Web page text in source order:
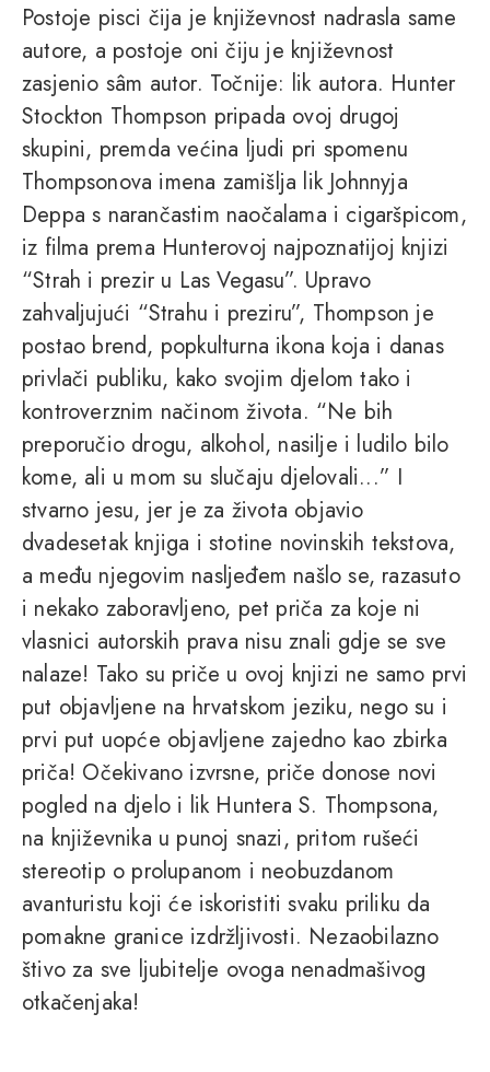
Postoje pisci čija je književnost nadrasla same
autore, a postoje oni čiju je književnost
zasjenio sâm autor. Točnije: lik autora. Hunter
Stockton Thompson pripada ovoj drugoj
skupini, premda većina ljudi pri spomenu
Thompsonova imena zamišlja lik Johnnyja
Deppa s narančastim naočalama i cigaršpicom,
iz filma prema Hunterovoj najpoznatijoj knjizi
“Strah i prezir u Las Vegasu”. Upravo
zahvaljujući “Strahu i preziru”, Thompson je
postao brend, popkulturna ikona koja i danas
privlači publiku, kako svojim djelom tako i
kontroverznim načinom života. “Ne bih
preporučio drogu, alkohol, nasilje i ludilo bilo
kome, ali u mom su slučaju djelovali...” I
stvarno jesu, jer je za života objavio
dvadesetak knjiga i stotine novinskih tekstova,
a među njegovim nasljeđem našlo se, razasuto
i nekako zaboravljeno, pet priča za koje ni
vlasnici autorskih prava nisu znali gdje se sve
nalaze! Tako su priče u ovoj knjizi ne samo prvi
put objavljene na hrvatskom jeziku, nego su i
prvi put uopće objavljene zajedno kao zbirka
priča! Očekivano izvrsne, priče donose novi
pogled na djelo i lik Huntera S. Thompsona,
na književnika u punoj snazi, pritom rušeći
stereotip o prolupanom i neobuzdanom
avanturistu koji će iskoristiti svaku priliku da
pomakne granice izdržljivosti. Nezaobilazno
štivo za sve ljubitelje ovoga nenadmašivog
otkačenjaka!